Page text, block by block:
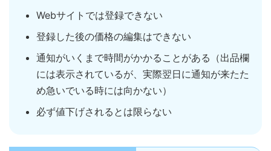
Webサイトでは登録できない
登録した後の価格の編集はできない
通知がいくまで時間がかかることがある（出品欄
には表示されているが、実際翌日に通知が来たた
め急いでいる時には向かない）
必ず値下げされるとは限らない